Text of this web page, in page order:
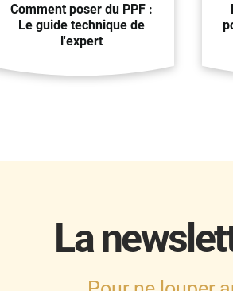
Comment poser du PPF :
Le guide technique de
l'expert
La